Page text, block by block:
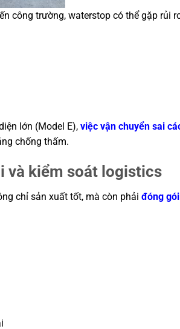
công trường, waterstop có thể gặp rủi
lớn (Model E), việc vận chuyển sai
chống thấm.
và kiểm soát logistics
chỉ sản xuất tốt, mà còn phải đóng